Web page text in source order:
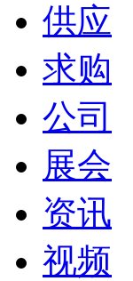
供应
求购
公司
展会
资讯
视频